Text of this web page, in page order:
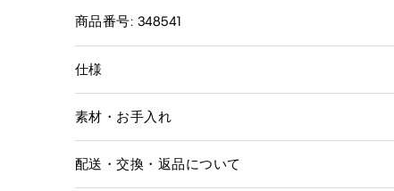
商品番号: 348541
仕様
素材・お手入れ
配送・交換・返品について